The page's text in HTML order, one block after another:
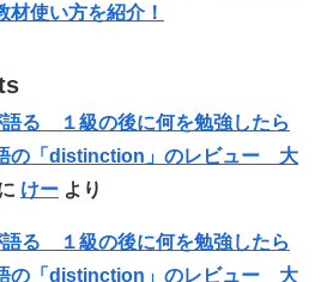
材使い方を紹介！
る １級の後に何を勉強したら
の「distinction」のレビュー 大
けー より
る １級の後に何を勉強したら
の「distinction」のレビュー 大